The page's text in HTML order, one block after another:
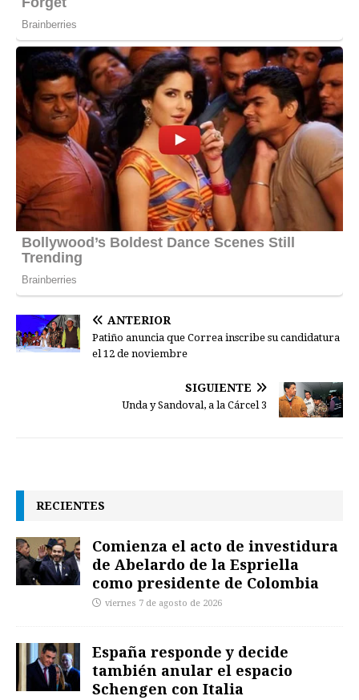
ANTERIOR
Patiño anuncia que Correa inscribe su candidatura
el 12 de noviembre
SIGUIENTE
Unda y Sandoval, a la Cárcel 3
RECIENTES
Comienza el acto de investidura
de Abelardo de la Espriella
como presidente de Colombia
viernes 7 de agosto de 2026
España responde y decide
también anular el espacio
Schengen con Italia